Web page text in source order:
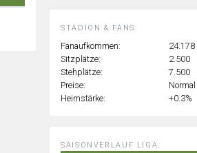
STADION & FANS:
Fanaufkommen:
24.178
Sitzplätze:
2.500
Stehplätze:
7.500
Preise:
Normal
Heimstärke:
+0.3%
SAISONVERLAUF LIGA: